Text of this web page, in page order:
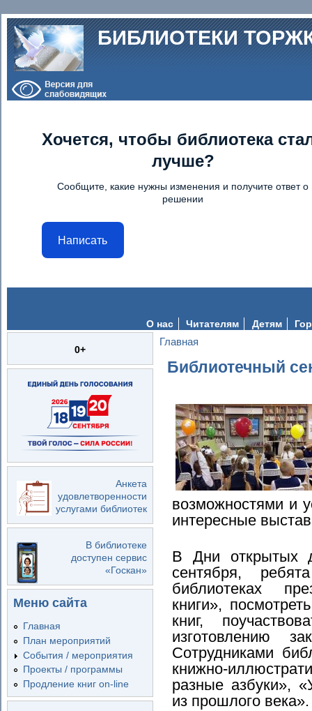
Перейти к основному содержанию
БИБЛИОТЕКИ
Хочется, чтобы библиотека
лучше?
Сообщите, какие нужны изменения и получите ответ о
решении
Написать
О нас Читателям Детям
0+
Анкета
удовлетворенности
услугами библиотек
В библиотеке
доступен сервис
«Госкан»
Меню сайта
Главная
План мероприятий
События / мероприятия
Проекты / программы
Продление книг on-line
Вы здесь
Главная
Библиотечный
возможностями и
интересные
В Дни открытых
сентября,
библиотеках
книги»,
книг,
изготовлению
Сотрудниками
книжно-
разные азбуки»,
из прошлого века».